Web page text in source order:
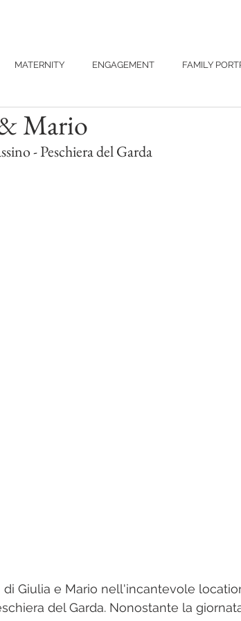
MATERNITY ENGAGEMENT FAMILY
Mario
- Peschiera del Garda
di Giulia e Mario nell'incantevole
del Garda. Nonostante la